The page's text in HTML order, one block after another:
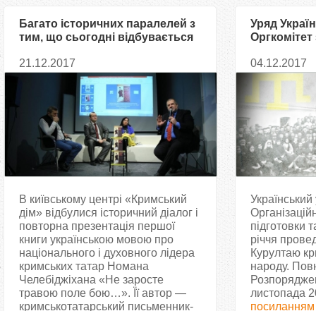
Багато історичних паралелей з
тим, що сьогодні відбувається
книгу «Не заросте травою поле
21.12.2017
В київському центрі «Кримський
дім» відбулися історичний діалог і
повторна презентація першої
книги українською мовою про
національного і духовного лідера
кримських татар Номана
Челебіджіхана «Не заросте
травою поле бою…». Її автор —
кримськотатарський письменник-
Уряд
Оргкомітет
04.12.2017
підготовки
річчя
Курултаю
народу.
листопада
посиланням